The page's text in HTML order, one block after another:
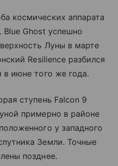
космических аппарата
Ghost успешно
Луны в марте
Resilience разбился
в июне того же года.
ступень Falcon 9
примерно в районе
у западного
Земли. Точные
позднее.